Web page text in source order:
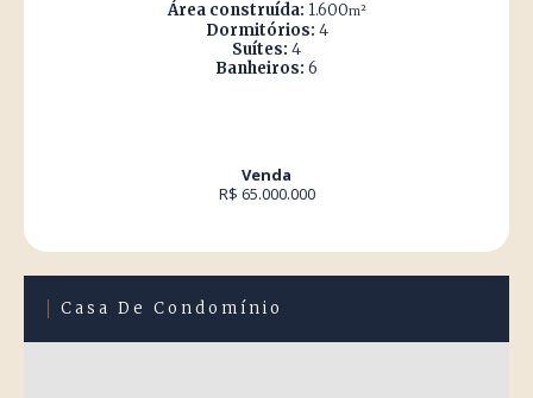
Área construída: 1.600m²
Dormitórios: 4
Suítes: 4
Banheiros: 6
Venda
R$ 65.000.000
Casa De Condomínio